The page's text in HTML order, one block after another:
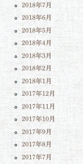
2018年7月
2018年6月
2018年5月
2018年4月
2018年3月
2018年2月
2018年1月
2017年12月
2017年11月
2017年10月
2017年9月
2017年8月
2017年7月